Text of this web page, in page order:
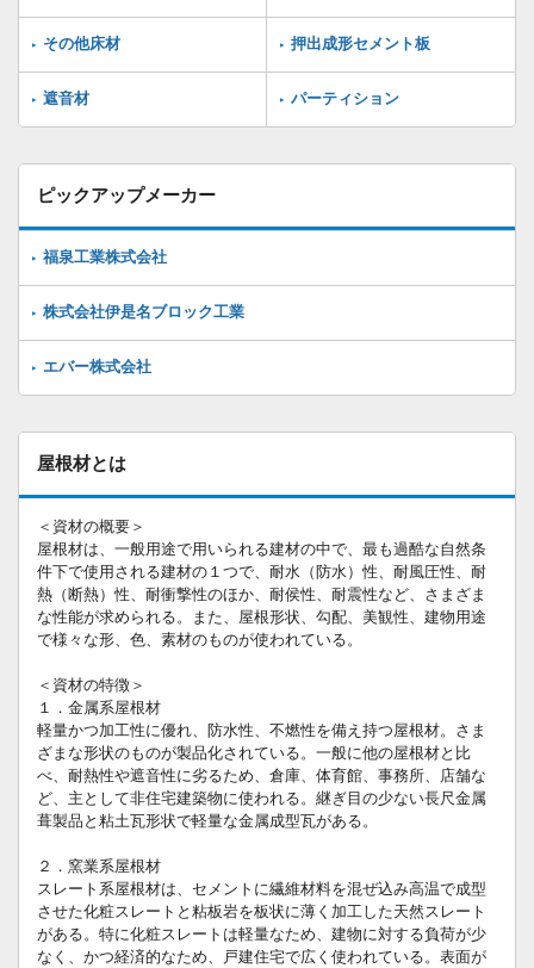
その他床材 押出成形セメント板
遮音材 パーティション
ピックアップメーカー
福泉工業株式会社
株式会社伊是名ブロック工業
エバー株式会社
屋根材とは
＜資材の概要＞
屋根材は、一般用途で用いられる建材の中で、最も過酷な自然条
件下で使用される建材の１つで、耐水（防水）性、耐風圧性、耐
熱（断熱）性、耐衝撃性のほか、耐侯性、耐震性など、さまざま
な性能が求められる。また、屋根形状、勾配、美観性、建物用途
で様々な形、色、素材のものが使われている。
＜資材の特徴＞
１．金属系屋根材
軽量かつ加工性に優れ、防水性、不燃性を備え持つ屋根材。さま
ざまな形状のものが製品化されている。一般に他の屋根材と比
べ、耐熱性や遮音性に劣るため、倉庫、体育館、事務所、店舗な
ど、主として非住宅建築物に使われる。継ぎ目の少ない長尺金属
葺製品と粘土瓦形状で軽量な金属成型瓦がある。
２．窯業系屋根材
スレート系屋根材は、セメントに繊維材料を混ぜ込み高温で成型
させた化粧スレートと粘板岩を板状に薄く加工した天然スレート
がある。特に化粧スレートは軽量なため、建物に対する負荷が少
なく、かつ経済的なため、戸建住宅で広く使われている。表面が